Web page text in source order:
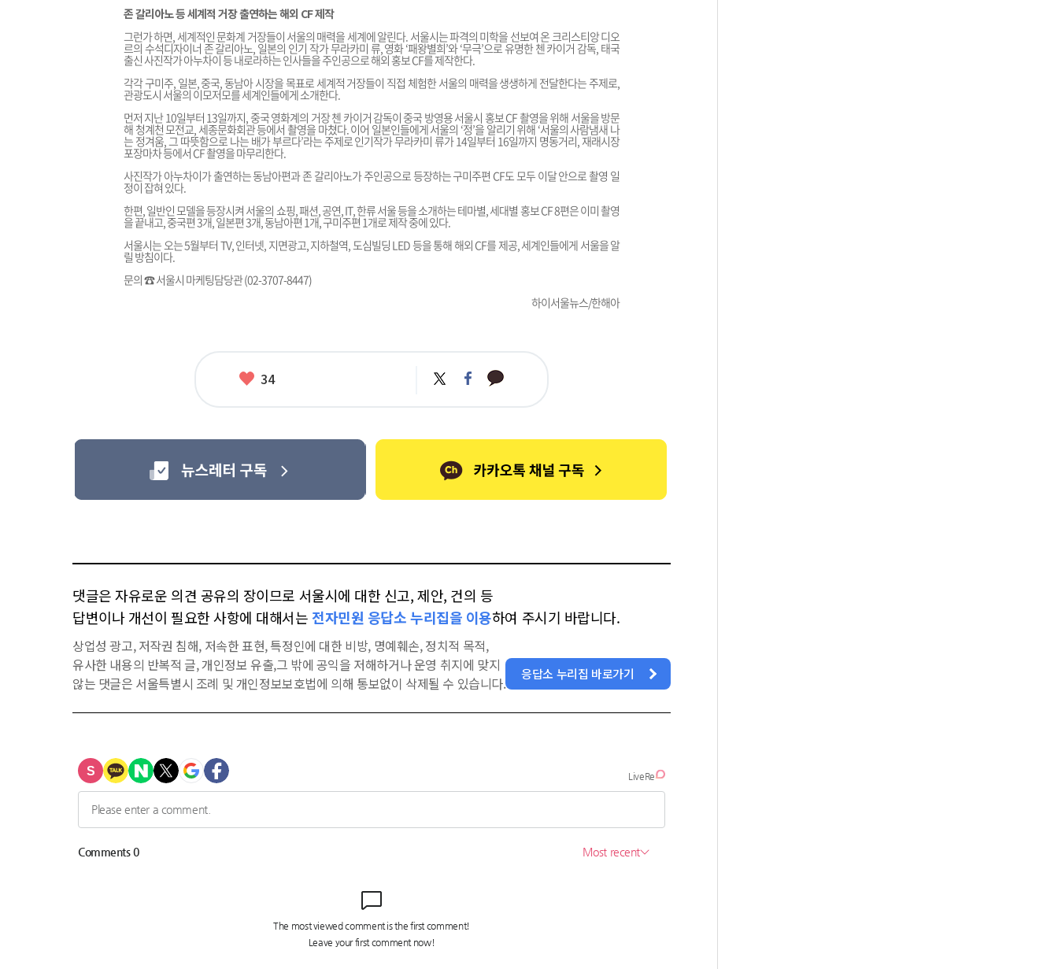
존 갈리아노 등 세계적 거장 출연하는 해외 CF 제작
그런가 하면, 세계적인 문화계 거장들이 서울의 매력을 세계에 알린다. 서울시는 파격의 미학을 선보여 온 크리스티앙 디오
르의 수석디자이너 존 갈리아노, 일본의 인기 작가 무라카미 류, 영화 ‘패왕별희’와 ‘무극’으로 유명한 첸 카이거 감독, 태국
출신 사진작가 아누차이 등 내로라하는 인사들을 주인공으로 해외 홍보 CF를 제작한다.
각각 구미주, 일본, 중국, 동남아 시장을 목표로 세계적 거장들이 직접 체험한 서울의 매력을 생생하게 전달한다는 주제로,
관광도시 서울의 이모저모를 세계인들에게 소개한다.
먼저 지난 10일부터 13일까지, 중국 영화계의 거장 첸 카이거 감독이 중국 방영용 서울시 홍보 CF 촬영을 위해 서울을 방문
해 청계천 모전교, 세종문화회관 등에서 촬영을 마쳤다. 이어 일본인들에게 서울의 ‘정’을 알리기 위해 ‘서울의 사람냄새 나
는 정겨움, 그 따뜻함으로 나는 배가 부르다’라는 주제로 인기작가 무라카미 류가 14일부터 16일까지 명동거리, 재래시장
포장마차 등에서 CF 촬영을 마무리한다.
사진작가 아누차이가 출연하는 동남아편과 존 갈리아노가 주인공으로 등장하는 구미주편 CF도 모두 이달 안으로 촬영 일
정이 잡혀 있다.
한편, 일반인 모델을 등장시켜 서울의 쇼핑, 패션, 공연, IT, 한류 서울 등을 소개하는 테마별, 세대별 홍보 CF 8편은 이미 촬영
을 끝내고, 중국편 3개, 일본편 3개, 동남아편 1개, 구미주편 1개로 제작 중에 있다.
서울시는 오는 5월부터 TV, 인터넷, 지면광고, 지하철역, 도심빌딩 LED 등을 통해 해외 CF를 제공, 세계인들에게 서울을 알
릴 방침이다.
문의 ☎ 서울시 마케팅담당관 (02-3707-8447)
하이서울뉴스/한해아
좋
34 트
위
페
이
카
카
댓글은 자유로운 의견 공유의 장이므로 서울시에 대한 신고, 제안, 건의 등
답변이나 개선이 필요한 사항에 대해서는 전자민원 응답소 누리집을 이용하여 주시기 바랍니다.
상업성 광고, 저작권 침해, 저속한 표현, 특정인에 대한 비방, 명예훼손, 정치적 목적,
유사한 내용의 반복적 글, 개인정보 유출,그 밖에 공익을 저해하거나 운영 취지에 맞지
않는 댓글은 서울특별시 조례 및 개인정보보호법에 의해 통보없이 삭제될 수 있습니다.
응답소 누리집 바로가기